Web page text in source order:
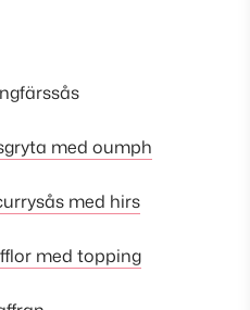
med oumph
med hirs
med topping